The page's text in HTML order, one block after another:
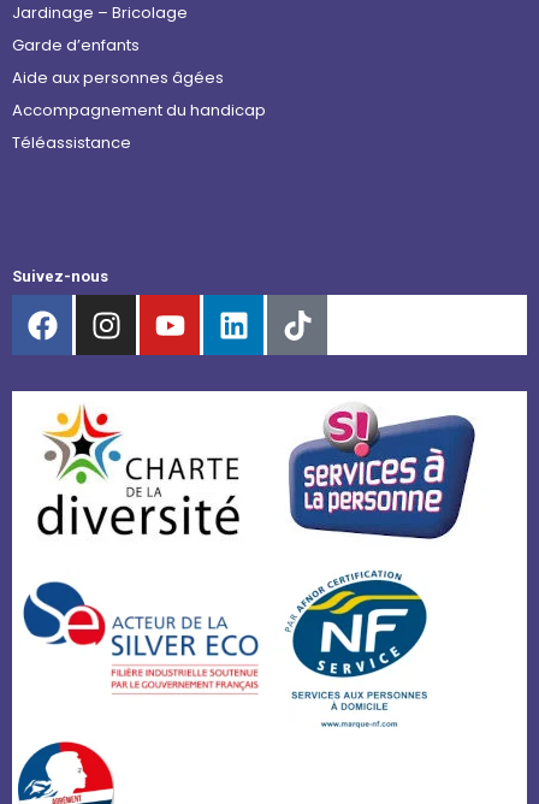
Jardinage – Bricolage
Garde d’enfants
Aide aux personnes âgées
Accompagnement du handicap
Téléassistance
Suivez-nous